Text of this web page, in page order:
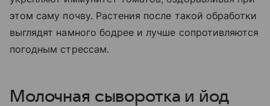
этом саму почву. Растения после такой обработки
выглядят намного бодрее и лучше сопротивляются
погодным стрессам.
Молочная сыворотка и йод